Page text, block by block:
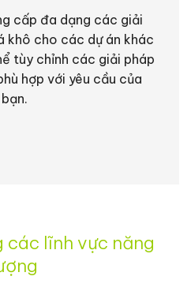
cấp đa dạng các giải
khô cho các dự án khác
tùy chỉnh các giải pháp
hợp với yêu cầu của
bạn.
các lĩnh vực năng